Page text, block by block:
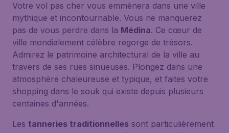
Votre vol pas cher vous emmènera dans une ville
mythique et incontournable. Vous ne manquerez
pas de vous perdre dans la Médina. Ce cœur de
ville mondialement célèbre regorge de trésors.
Admirez le patrimoine architectural de la ville au
travers de ses rues sinueuses. Plongez dans une
atmosphère chaleureuse et typique, et faites votre
shopping dans le souk qui existe depuis plusieurs
centaines d'années.
Les tanneries traditionnelles sont particulièrement